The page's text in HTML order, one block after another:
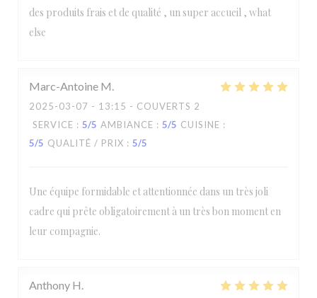
des produits frais et de qualité , un super accueil , what
else
Marc-Antoine M
2025-03-07 - 13:15 - COUVERTS 2
SERVICE : 5/5 AMBIANCE : 5/5 CUISINE :
5/5 QUALITÉ / PRIX : 5/5
Une équipe formidable et attentionnée dans un très joli
cadre qui prête obligatoirement à un très bon moment en
leur compagnie.
Anthony H